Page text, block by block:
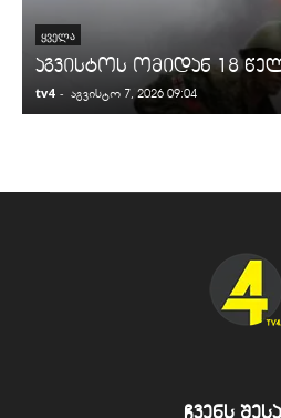
ᲧᲕᲔᲚᲐ
აგვისტოს ომიდან 18
tv4 - აგვისტო 7, 2026 09:04
ჩვენს